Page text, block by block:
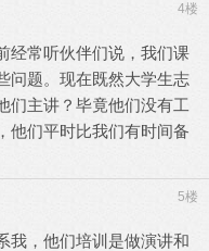
4楼
经常听伙伴们说，我们课
问题。现在既然大学生志
们主讲？毕竟他们没有工
他们平时比我们有时间备
5楼
我，他们培训是做演讲和